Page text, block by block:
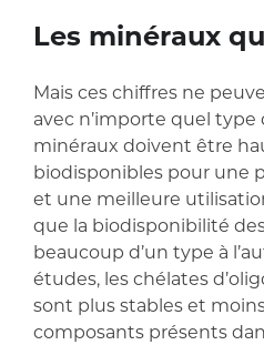
Les minéraux
Mais ces chiffres ne
avec n’importe quel type
minéraux doivent être
biodisponibles pour une
et une meilleure
que la biodisponibilité
beaucoup d’un type à
études, les chélates
sont plus stables et
composants présents